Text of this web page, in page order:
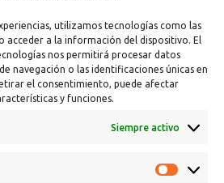
utilizamos tecnologías como las
acceder a la información del dispositivo. El
nos permitirá procesar datos
navegación o las identificaciones únicas en
el consentimiento, puede afectar
y funciones.
Siempre activo